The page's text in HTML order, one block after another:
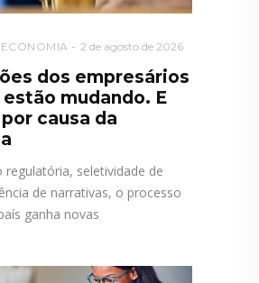
2 de agosto de 2026
dos empresários
estão mudando. E
causa da
regulatória, seletividade de
de narrativas, o processo
ganha novas